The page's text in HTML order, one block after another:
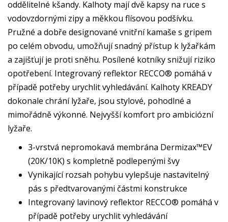
oddělitelné kšandy. Kalhoty mají dvě kapsy na ruce s
vodovzdornými zipy a měkkou flísovou podšívku.
Pružné a dobře designované vnitřní kamaše s gripem
po celém obvodu, umožňují snadný přístup k lyžařkám
a zajišťují je proti sněhu. Posílené kotníky snižují riziko
opotřebení. Integrovaný reflektor RECCO® pomáhá v
případě potřeby urychlit vyhledávání. Kalhoty KREADY
dokonale chrání lyžaře, jsou stylové, pohodlné a
mimořádně výkonné. Nejvyšší komfort pro ambiciózní
lyžaře.
3-vrstvá nepromokavá membrána Dermizax™EV
(20K/10K) s kompletně podlepenými švy
Vynikající rozsah pohybu vylepšuje nastavitelný
pás s předtvarovanými částmi konstrukce
Integrovaný lavinový reflektor RECCO® pomáhá v
případě potřeby urychlit vyhledávání